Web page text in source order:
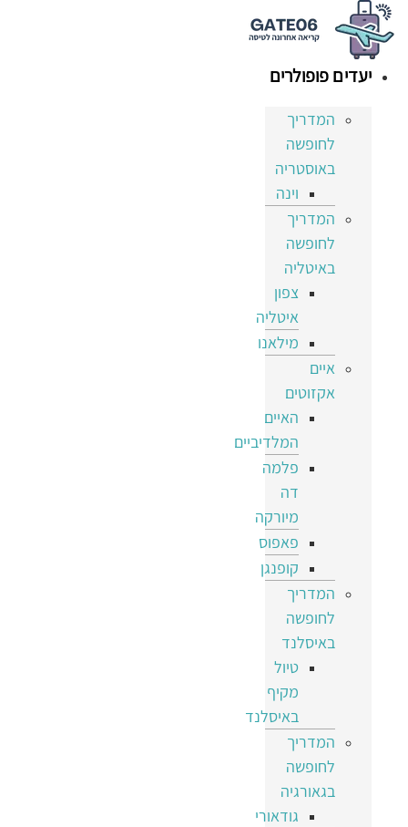
דלג
לתוכן
יעדים פופולרים
המדריך
לחופשה
באוסטריה
וינה
המדריך
לחופשה
באיטליה
צפון
איטליה
מילאנו
איים
אקזוטים
האיים
המלדיביים
פלמה
דה
מיורקה
פאפוס
קופנגן
המדריך
לחופשה
באיסלנד
טיול
מקיף
באיסלנד
המדריך
לחופשה
בגאורגיה
גודאורי